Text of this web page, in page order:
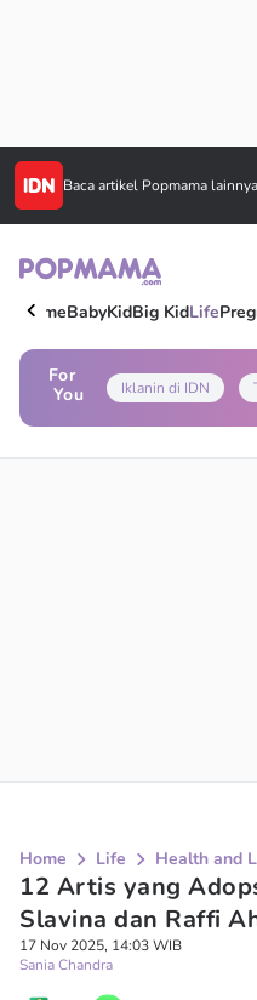
Baca artikel Popmama
HomeBabyKidBig KidLife
For
You
Iklanin di IDN
Home Life Health and
12 Artis yang
Slavina dan Raffi
17 Nov 2025, 14:03 WIB
Sania Chandra